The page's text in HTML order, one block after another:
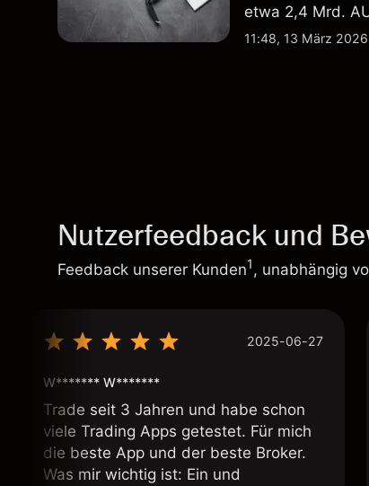
etwa 2,4 Mrd.
Vergangenheit
11:48, 13 März 2026
Nutzerfeedback und
Feedback unserer Kunden1, unabhängig
2025-06-27
W******* W*******
Trade seit 3 Jahren und habe schon
viele Trading Apps getestet. Für mich
die beste App und der beste Broker.
Was mir wichtig ist: Ein und